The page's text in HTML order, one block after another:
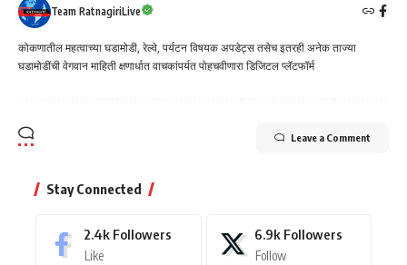
Team RatnagiriLive
कोकणातील महत्वाच्या घडामोडी, रेल्वे, पर्यटन विषयक अपडेट्स तसेच इतरही अनेक ताज्या
घडामोडींची वेगवान माहिती क्षणार्धात वाचकांपर्यत पोहचवीणारा डिजिटल प्लॅटफॉर्म
Leave a Comment
Stay Connected
2.4k Followers
Like
6.9k Followers
Follow